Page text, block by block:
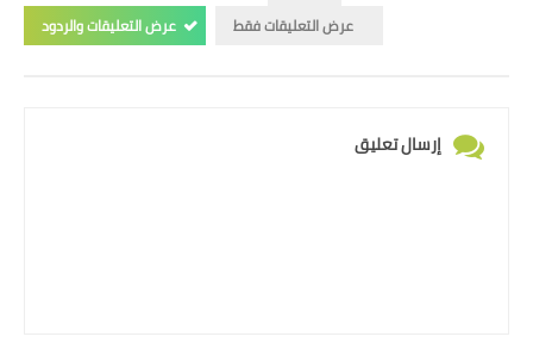
عرض التعليقات فقط
عرض التعليقات والردود
إرسال تعليق